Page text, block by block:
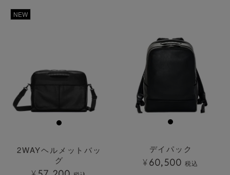
NEW
2WAYヘルメットバッ
グ
デイパック
¥60,500 税込